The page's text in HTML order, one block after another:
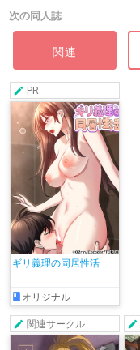
次の同人誌
関連
PR
ギリ義理の同居性活
オリジナル
関連サークル